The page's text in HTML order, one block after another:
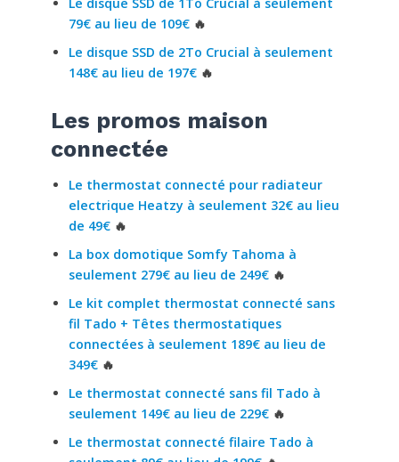
79€ au lieu de 109€🔥
Le disque SSD de 2To Crucial à seulement
148€ au lieu de 197€🔥
Les promos maison
connectée
Le thermostat connecté pour radiateur
electrique Heatzy à seulement 32€ au lieu
de 49€ 🔥
La box domotique Somfy Tahoma à
seulement 279€ au lieu de 249€ 🔥
Le kit complet thermostat connecté sans
fil Tado + Têtes thermostatiques
connectées à seulement 189€ au lieu de
349€ 🔥
Le thermostat connecté sans fil Tado à
seulement 149€ au lieu de 229€ 🔥
Le thermostat connecté filaire Tado à